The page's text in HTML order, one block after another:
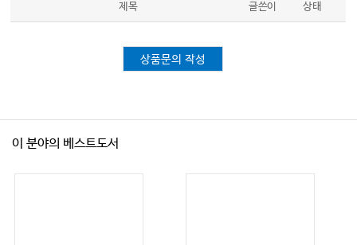
20: 신규직원 온보딩 프로세스
22: 비대면 결제 앱 활용(결제선생 등)
제목 글쓴이 상태
상품문의 작성
이 분야의 베스트도서